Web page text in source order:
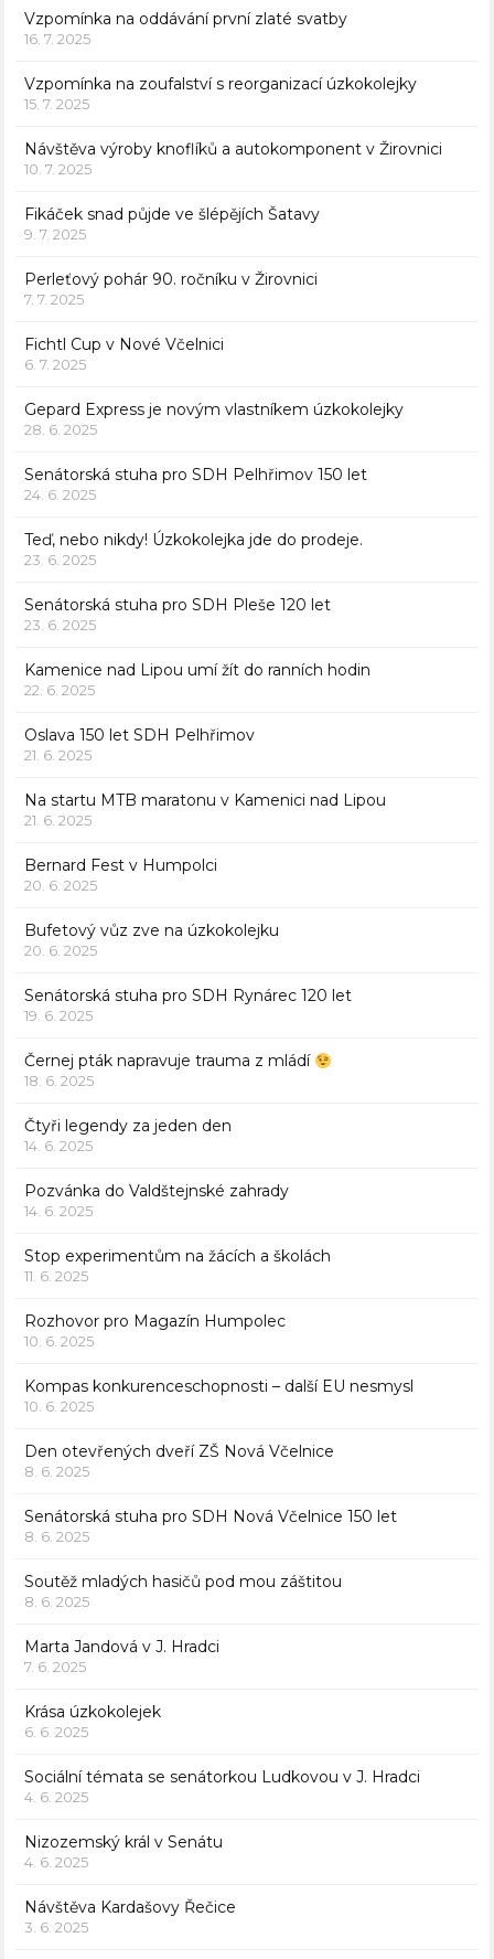
Vzpomínka na oddávání první zlaté svatby
16. 7. 2025
Vzpomínka na zoufalství s reorganizací úzkokolejky
15. 7. 2025
Návštěva výroby knoflíků a autokomponent v Žirovnici
10. 7. 2025
Fikáček snad půjde ve šlépějích Šatavy
9. 7. 2025
Perleťový pohár 90. ročníku v Žirovnici
7. 7. 2025
Fichtl Cup v Nové Včelnici
6. 7. 2025
Gepard Express je novým vlastníkem úzkokolejky
28. 6. 2025
Senátorská stuha pro SDH Pelhřimov 150 let
24. 6. 2025
Teď, nebo nikdy! Úzkokolejka jde do prodeje.
23. 6. 2025
Senátorská stuha pro SDH Pleše 120 let
23. 6. 2025
Kamenice nad Lipou umí žít do ranních hodin
22. 6. 2025
Oslava 150 let SDH Pelhřimov
21. 6. 2025
Na startu MTB maratonu v Kamenici nad Lipou
21. 6. 2025
Bernard Fest v Humpolci
20. 6. 2025
Bufetový vůz zve na úzkokolejku
20. 6. 2025
Senátorská stuha pro SDH Rynárec 120 let
19. 6. 2025
Černej pták napravuje trauma z mládí
18. 6. 2025
Čtyři legendy za jeden den
14. 6. 2025
Pozvánka do Valdštejnské zahrady
14. 6. 2025
Stop experimentům na žácích a školách
11. 6. 2025
Rozhovor pro Magazín Humpolec
10. 6. 2025
Kompas konkurenceschopnosti – další EU nesmysl
10. 6. 2025
Den otevřených dveří ZŠ Nová Včelnice
8. 6. 2025
Senátorská stuha pro SDH Nová Včelnice 150 let
8. 6. 2025
Soutěž mladých hasičů pod mou záštitou
8. 6. 2025
Marta Jandová v J. Hradci
7. 6. 2025
Krása úzkokolejek
6. 6. 2025
Sociální témata se senátorkou Ludkovou v J. Hradci
4. 6. 2025
Nizozemský král v Senátu
4. 6. 2025
Návštěva Kardašovy Řečice
3. 6. 2025